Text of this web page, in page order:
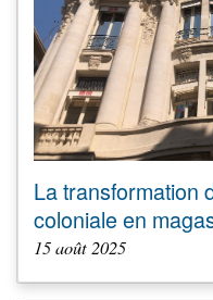
La transformation
coloniale en
15 août 2025